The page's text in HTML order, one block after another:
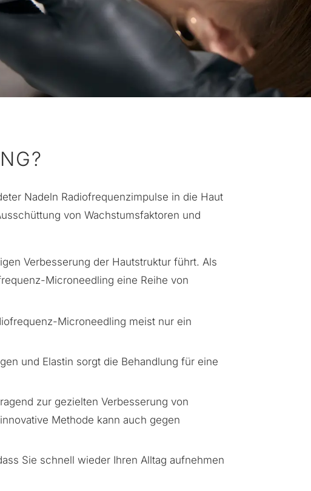
Nadeln Radiofrequenzimpulse in die Haut
von Wachstumsfaktoren und
Verbesserung der Hautstruktur führt. Als
Microneedling eine Reihe von
Microneedling meist nur ein
und Elastin sorgt die Behandlung für eine
zur gezielten Verbesserung von
Methode kann auch gegen
Sie schnell wieder Ihren Alltag aufnehmen